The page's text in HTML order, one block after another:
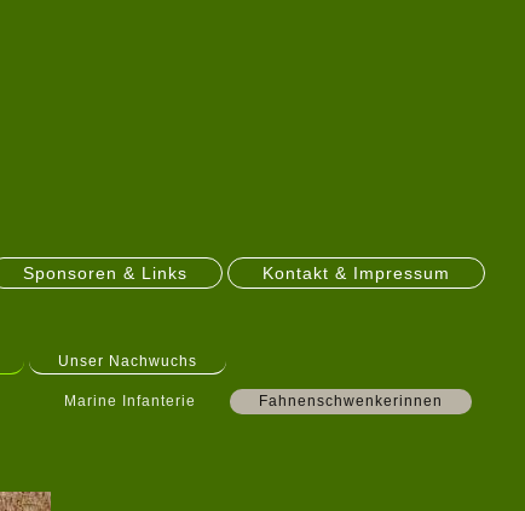
Sponsoren & Links Kontakt & Impressum
Unser Nachwuchs
Marine Infanterie Fahnenschwenkerinnen